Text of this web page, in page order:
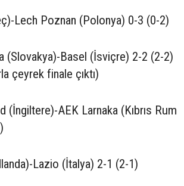
Lech Poznan (Polonya) 0-3 (0-2)
(Slovakya)-Basel (İsviçre) 2-2 (2-2)
çeyrek finale çıktı)
(İngiltere)-AEK Larnaka (Kıbrıs Rum
Lazio (İtalya) 2-1 (2-1)